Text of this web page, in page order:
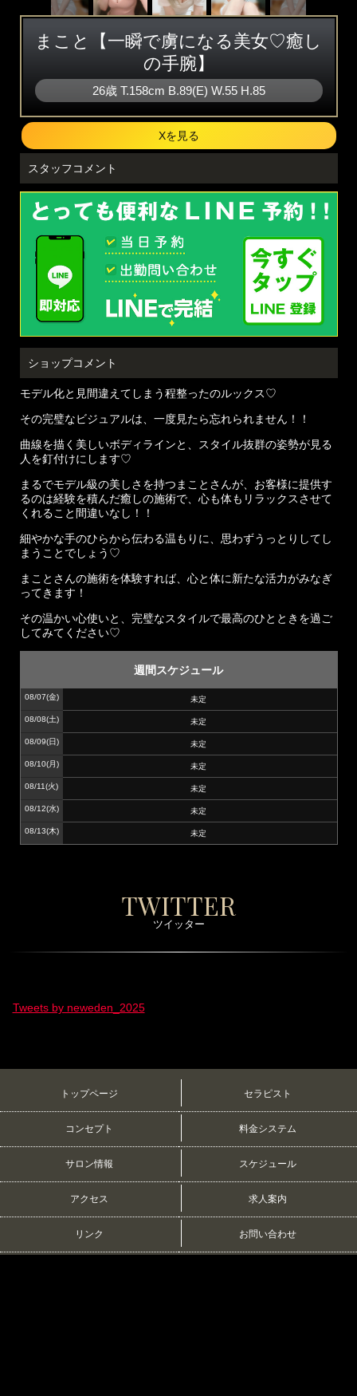
まこと【一瞬で虜になる美女♡癒し
の手腕】
26歳 T.158cm B.89(E) W.55 H.85
Xを見る
スタッフコメント
ショップコメント
モデル化と見間違えてしまう程整ったのルックス♡
その完璧なビジュアルは、一度見たら忘れられません！！
曲線を描く美しいボディラインと、スタイル抜群の姿勢が見る
人を釘付けにします♡
まるでモデル級の美しさを持つまことさんが、お客様に提供す
るのは経験を積んだ癒しの施術で、心も体もリラックスさせて
くれること間違いなし！！
細やかな手のひらから伝わる温もりに、思わずうっとりしてし
まうことでしょう♡
まことさんの施術を体験すれば、心と体に新たな活力がみなぎ
ってきます！
その温かい心使いと、完璧なスタイルで最高のひとときを過ご
してみてください♡
週間スケジュール
08/07(金)
08/08(土)
08/09(日)
08/10(月)
08/11(火)
08/12(水)
08/13(木)
未定
未定
未定
未定
未定
未定
未定
TWITTER
ツイッター
Tweets by neweden_2025
トップページ セラピスト
コンセプト 料金システム
サロン情報 スケジュール
アクセス 求人案内
リンク お問い合わせ